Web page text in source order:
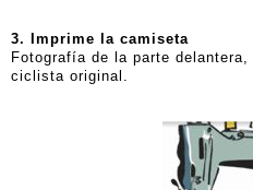
3. Imprime la camiseta
Fotografía de la parte
ciclista original.